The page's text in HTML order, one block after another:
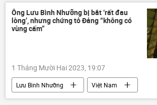
viện trợ nhân đạo
Ông Lưu Bình Nhưỡng bị bắt ‘rất đau
lòng’, nhưng chứng tỏ Đảng “không có
vùng cấm”
1 Tháng Mười Hai 2023, 19:07
Lưu Bình Nhưỡng
Việt Nam
điều tra
tham nhũng